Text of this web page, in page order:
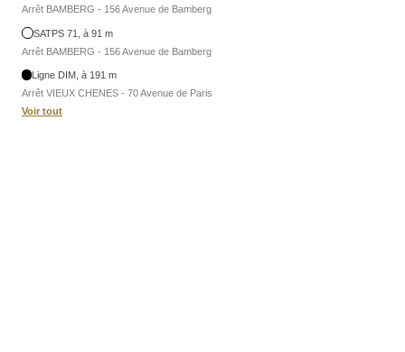
Arrêt BAMBERG - 156 Avenue de Bamberg
SATPS 71, à 91 m
Arrêt BAMBERG - 156 Avenue de Bamberg
Ligne DIM, à 191 m
Arrêt VIEUX CHENES - 70 Avenue de Paris
Voir tout